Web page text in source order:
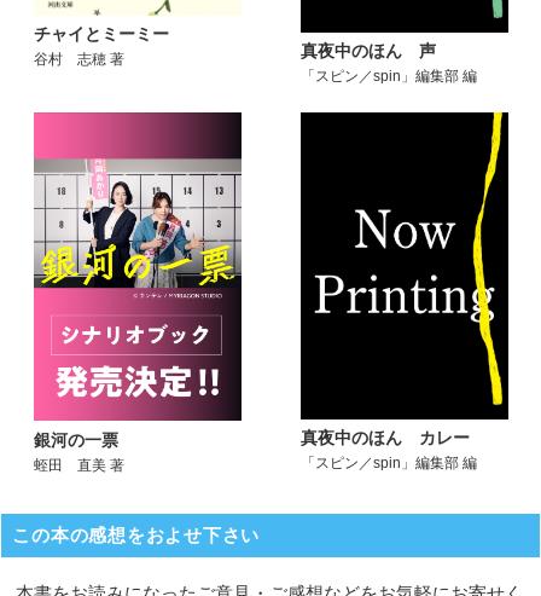
チャイとミーミー
谷村 志穂 著 真夜中のほん 声
「スピン／spin」編集部 編
銀河の一票
蛭田 直美 著
真夜中のほん カレー
「スピン／spin」編集部 編
この本の感想をおよせ下さい